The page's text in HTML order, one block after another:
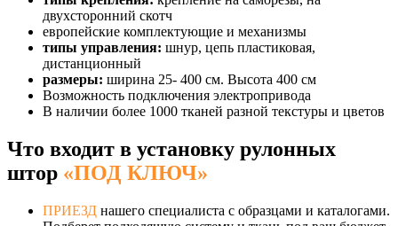
двухсторонний скотч
европейские комплектующие и механизмы
типы управления: шнур, цепь пластиковая,
дистанционный
размеры: ширина 25- 400 см. Высота 400 см
Возможность подключения электропривода
В наличии более 1000 тканей разной текстуры и цветов
Что входит в установку рулонных
штор «ПОД КЛЮЧ»
ПРИЕЗД нашего специалиста с образцами и каталогами.